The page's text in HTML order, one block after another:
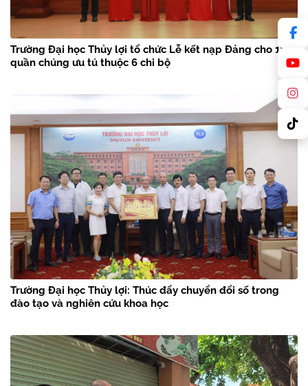
Trường Đại học Thủy lợi tổ chức Lễ kết nạp Đảng cho 18
quần chúng ưu tú thuộc 6 chi bộ
Trường Đại học Thủy lợi: Thúc đẩy chuyển đổi số trong
đào tạo và nghiên cứu khoa học